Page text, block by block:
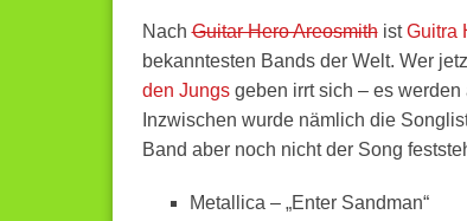
NachGuitar Hero AreosmithistGuitra
bekanntesten Bands der Welt. Wer
den Jungsgeben irrt sich – es werden
Inzwischen wurde nämlich die
Band aber noch nicht der Song
Metallica – „Enter Sandman“